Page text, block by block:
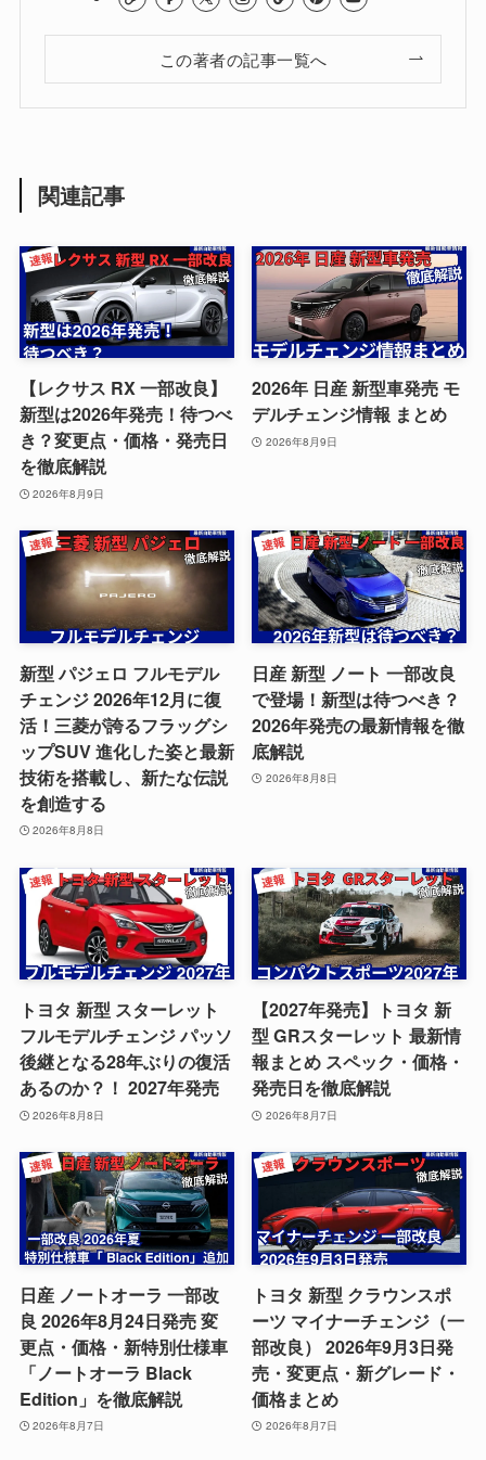
この著者の記事一覧へ
関連記事
【レクサス RX 一部改良】
新型は2026年発売！待つべ
き？変更点・価格・発売日
を徹底解説
2026年8月9日
2026年 日産 新型車発売 モ
デルチェンジ情報 まとめ
2026年8月9日
新型 パジェロ フルモデル
チェンジ 2026年12月に復
活！三菱が誇るフラッグシ
ップSUV 進化した姿と最新
技術を搭載し、新たな伝説
を創造する
2026年8月8日
日産 新型 ノート 一部改良
で登場！新型は待つべき？
2026年発売の最新情報を徹
底解説
2026年8月8日
トヨタ 新型 スターレット
フルモデルチェンジ パッソ
後継となる28年ぶりの復活
あるのか？！ 2027年発売
2026年8月8日
【2027年発売】トヨタ 新
型 GRスターレット 最新情
報まとめ スペック・価格・
発売日を徹底解説
2026年8月7日
日産 ノートオーラ 一部改
良 2026年8月24日発売 変
更点・価格・新特別仕様車
「ノートオーラ Black
Edition」を徹底解説
2026年8月7日
トヨタ 新型 クラウンスポ
ーツ マイナーチェンジ（一
部改良） 2026年9月3日発
売・変更点・新グレード・
価格まとめ
2026年8月7日